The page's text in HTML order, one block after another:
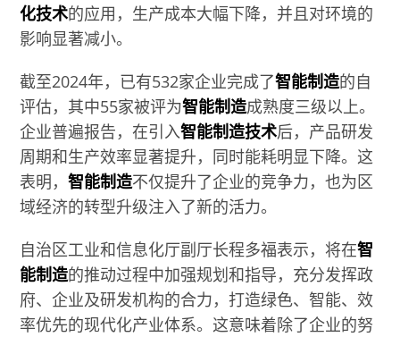
化技术的应用，生产成本大幅下降，并且对环境的
影响显著减小。
截至2024年，已有532家企业完成了智能制造的自
评估，其中55家被评为智能制造成熟度三级以上。
企业普遍报告，在引入智能制造技术后，产品研发
周期和生产效率显著提升，同时能耗明显下降。这
表明，智能制造不仅提升了企业的竞争力，也为区
域经济的转型升级注入了新的活力。
自治区工业和信息化厅副厅长程多福表示，将在智
能制造的推动过程中加强规划和指导，充分发挥政
府、企业及研发机构的合力，打造绿色、智能、效
率优先的现代化产业体系。这意味着除了企业的努